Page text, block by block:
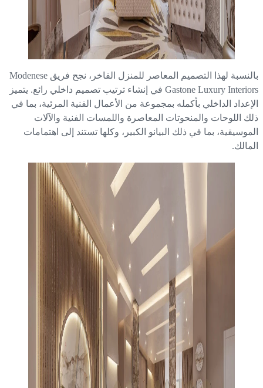
بالنسبة لهذا التصميم المعاصر للمنزل الفاخر، نجح فريق Modenese
Gastone Luxury Interiors في إنشاء ترتيب تصميم داخلي رائع. يتميز
الداخلي بأكمله بمجموعة من الأعمال الفنية المرئية، بما في
اللوحات والمنحوتات المعاصرة واللمسات الفنية والآلات
بما في ذلك البيانو الكبير، وكلها تستند إلى اهتمامات